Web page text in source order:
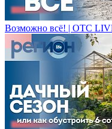
Возможно всё! | ОТС